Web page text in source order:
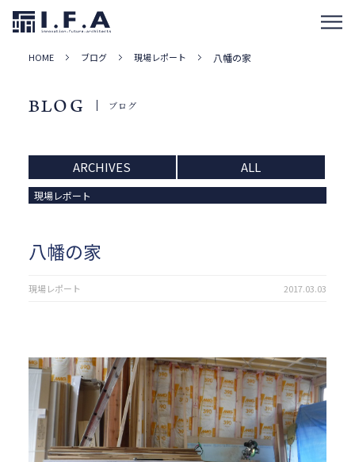
HOME ブログ 現場レポート 八幡の家
BLOG ブログ
ARCHIVES ALL
現場レポート
八幡の家
現場レポート 2017.03.03